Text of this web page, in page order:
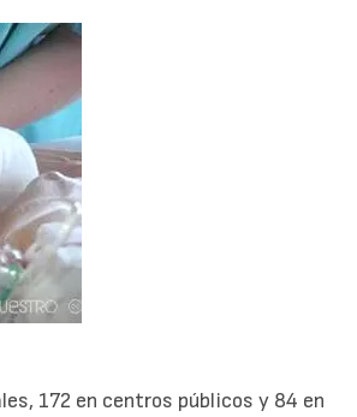
172 en centros públicos y 84 en